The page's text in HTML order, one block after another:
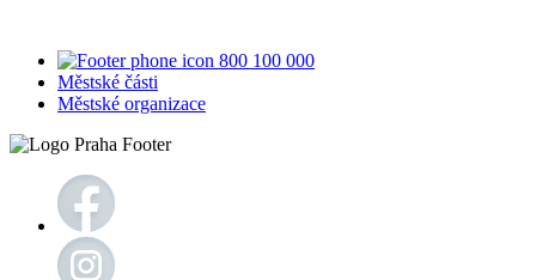
800 100 000
Městské části
Městské organizace